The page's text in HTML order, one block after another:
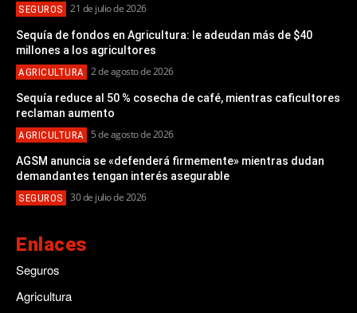
SEGUROS 21 de julio de 2026
Sequía de fondos en Agricultura: le adeudan más de $40
millones a los agricultores
AGRICULTURA 2 de agosto de 2026
Sequía reduce al 50 % cosecha de café, mientras caficultores
reclaman aumento
AGRICULTURA 5 de agosto de 2026
AGSM anuncia se «defenderá firmemente» mientras dudan
demandantes tengan interés asegurable
SEGUROS 30 de julio de 2026
Enlaces
Seguros
Agricultura